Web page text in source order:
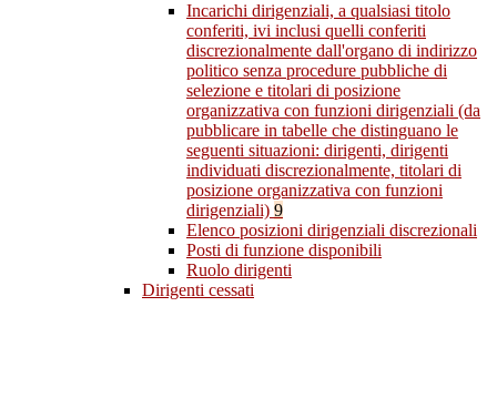
Incarichi dirigenziali, a qualsiasi titolo
conferiti, ivi inclusi quelli conferiti
discrezionalmente dall'organo di indirizzo
politico senza procedure pubbliche di
selezione e titolari di posizione
organizzativa con funzioni dirigenziali (da
pubblicare in tabelle che distinguano le
seguenti situazioni: dirigenti, dirigenti
individuati discrezionalmente, titolari di
posizione organizzativa con funzioni
dirigenziali) 9
Elenco posizioni dirigenziali discrezionali
Posti di funzione disponibili
Ruolo dirigenti
Dirigenti cessati